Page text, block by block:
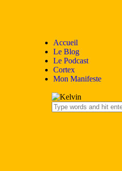
Accueil
Le Blog
Le Podcast
Cortex
Mon Manifeste